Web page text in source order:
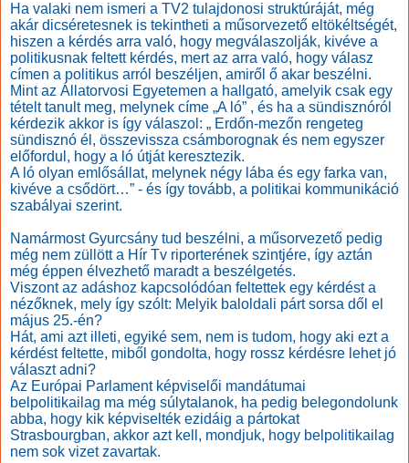
Ha valaki nem ismeri a TV2 tulajdonosi struktúráját, még
akár dicséretesnek is tekintheti a műsorvezető eltökéltségét,
hiszen a kérdés arra való, hogy megválaszolják, kivéve a
politikusnak feltett kérdés, mert az arra való, hogy válasz
címen a politikus arról beszéljen, amiről ő akar beszélni.
Mint az Állatorvosi Egyetemen a hallgató, amelyik csak egy
tételt tanult meg, melynek címe „A ló” , és ha a sündisznóról
kérdezik akkor is így válaszol: „ Erdőn-mezőn rengeteg
sündisznó él, összevissza csámborognak és nem egyszer
előfordul, hogy a ló útját keresztezik.
A ló olyan emlősállat, melynek négy lába és egy farka van,
kivéve a csődört…” - és így tovább, a politikai kommunikáció
szabályai szerint.
Namármost Gyurcsány tud beszélni, a műsorvezető pedig
még nem züllött a Hír Tv riporterének szintjére, így aztán
még éppen élvezhető maradt a beszélgetés.
Viszont az adáshoz kapcsolódóan feltettek egy kérdést a
nézőknek, mely így szólt: Melyik baloldali párt sorsa dől el
május 25.-én?
Hát, ami azt illeti, egyiké sem, nem is tudom, hogy aki ezt a
kérdést feltette, miből gondolta, hogy rossz kérdésre lehet jó
választ adni?
Az Európai Parlament képviselői mandátumai
belpolitikailag ma még súlytalanok, ha pedig belegondolunk
abba, hogy kik képviselték ezidáig a pártokat
Strasbourgban, akkor azt kell, mondjuk, hogy belpolitikailag
nem sok vizet zavartak.